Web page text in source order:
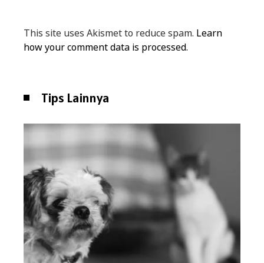
This site uses Akismet to reduce spam. Learn
how your comment data is processed.
Tips Lainnya